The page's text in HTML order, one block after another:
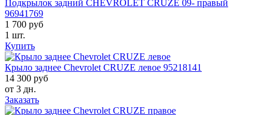
Подкрылок задний CHEVROLET CRUZE 09- правый
96941769
1 700 руб
1 шт.
Купить
Крыло заднее Chevrolet CRUZE левое 95218141
14 300 руб
от 3 дн.
Заказать